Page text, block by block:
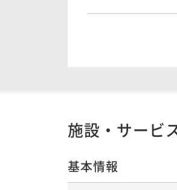
【素泊まり】ス
施設・サービ
基本情報